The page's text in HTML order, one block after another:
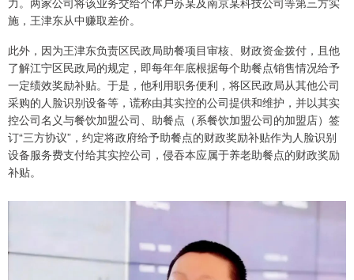
施，王津东从中赚取差价。
此外，因为王津东负责区民政局助餐项目审核、财政资金拨付，且他
了解江宁区民政局的规定，即每年年底根据每个助餐点销售情况给予
一定绩效奖励补贴。于是，他利用职务便利，将区民政局从其他公司
采购的人脸识别设备等，谎称由其实控的公司提供和维护，并以其实
控公司名义与餐饮加盟公司、助餐点（系餐饮加盟公司的加盟店）签
订“三方协议”，约定将政府给予助餐点的财政奖励补贴作为人脸识别
设备服务费支付给其实控公司，侵吞本应属于养老助餐点的财政奖励
补贴。